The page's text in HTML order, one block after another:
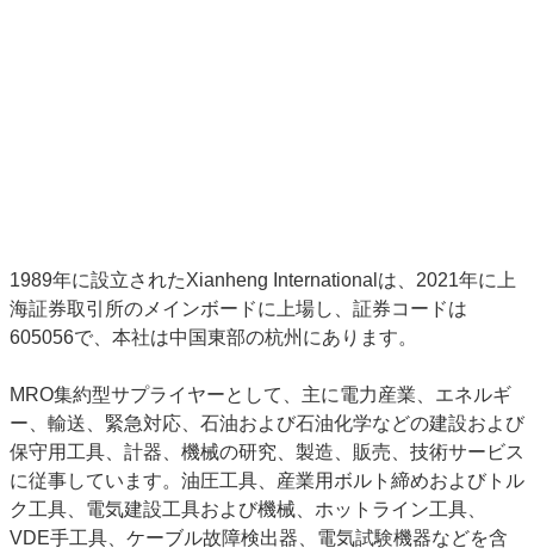
1989年に設立されたXianheng Internationalは、2021年に上
海証券取引所のメインボードに上場し、証券コードは
605056で、本社は中国東部の杭州にあります。
MRO集約型サプライヤーとして、主に電力産業、エネルギ
ー、輸送、緊急対応、石油および石油化学などの建設および
保守用工具、計器、機械の研究、製造、販売、技術サービス
に従事しています。油圧工具、産業用ボルト締めおよびトル
ク工具、電気建設工具および機械、ホットライン工具、
VDE手工具、ケーブル故障検出器、電気試験機器などを含